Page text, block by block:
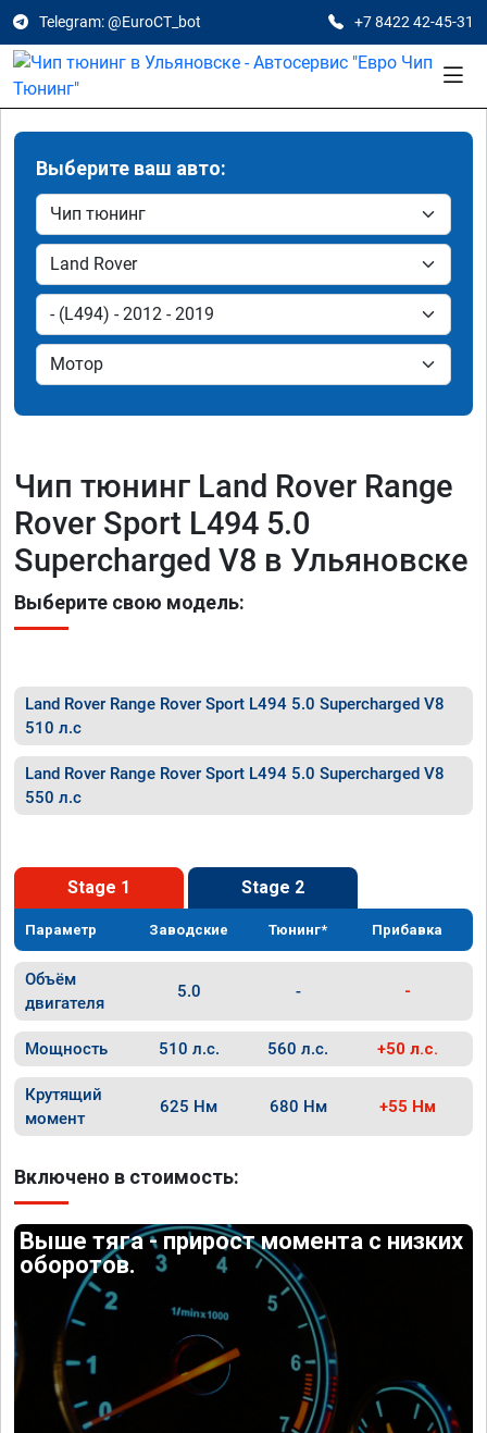
Telegram: @EuroCT_bot +7 8422 42-45-31
Выберите ваш авто:
Чип тюнинг Land Rover Range
Rover Sport L494 5.0
Supercharged V8 в Ульяновске
Выберите свою модель:
Land Rover Range Rover Sport L494 5.0 Supercharged V8
510 л.с
Land Rover Range Rover Sport L494 5.0 Supercharged V8
550 л.с
Stage 1 Stage 2
Параметр Заводские Тюнинг* Прибавка
Объём
двигателя
5.0 - -
Мощность 510 л.с. 560 л.с. +50 л.с.
Крутящий
момент
625 Нм 680 Нм +55 Нм
Включено в стоимость:
Выше тяга - прирост момента с низких
оборотов.